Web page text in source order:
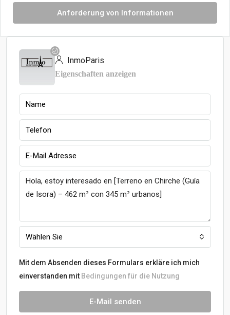
Anforderung von Informationen
InmoParis
Eigenschaften anzeigen
Wählen Sie
Mit dem Absenden dieses Formulars erkläre ich mich
einverstanden mit Bedingungen für die Nutzung
E-Mail senden